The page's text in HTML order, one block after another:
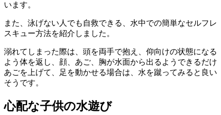
います。
また、泳げない人でも自救できる、水中での簡単なセルフレ
スキュー方法を紹介しました。
溺れてしまった際は、頭を両手で抱え、仰向けの状態になる
よう体を返し、顔、あご、胸が水面から出るようできるだけ
あごを上げて、足を動かせる場合は、水を蹴ってみると良い
そうです。
心配な子供の水遊び